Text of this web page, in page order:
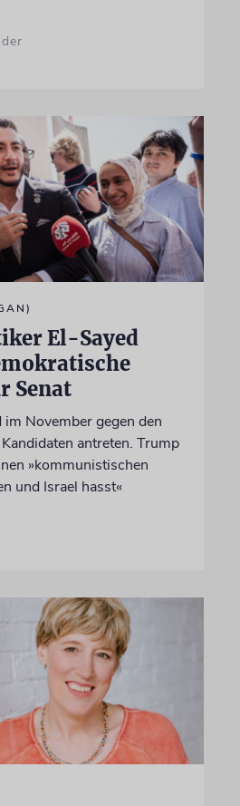
El-Sayed
Senat
November gegen den
antreten. Trump
»kommunistischen
und Israel hasst«